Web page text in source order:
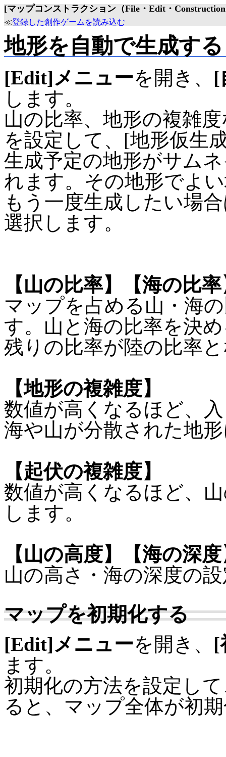
[マップコンストラクション（File・Edit・
≪登録した創作ゲームを読み込む
地形を自動で生成する
[Edit]メニューを開き、 [
します。
山の比率、地形の複雑
を設定して、[地形仮生
生成予定の地形がサム
れます。その地形でよ
もう一度生成したい場
選択します。
【山の比率】【海の比
マップを占める山・海
す。山と海の比率を決
残りの比率が陸の比率
【地形の複雑度】
数値が高くなるほど、
海や山が分散された地
【起伏の複雑度】
数値が高くなるほど、
します。
【山の高度】【海の深
山の高さ・海の深度の
マップを初期化する
[Edit]メニューを開き、 [
ます。
初期化の方法を設定し
ると、マップ全体が初